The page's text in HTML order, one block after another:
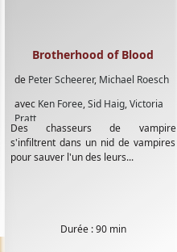
de Peter Scheerer, Michael Roesch
avec Ken Foree,Sid Haig,Victoria
Pratt
Brotherhood of Blood
Des chasseurs de vampire
s'infiltrent dans un nid de vampires
pour sauver l'un des leurs...
Durée : 90 min